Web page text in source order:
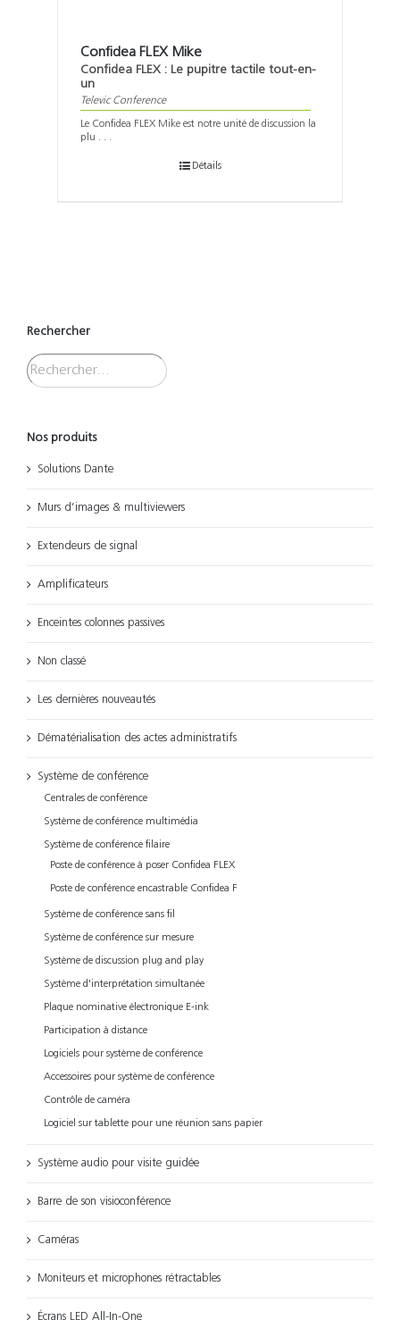
Confidea FLEX Mike
Confidea FLEX : Le pupitre tactile tout-en-
un
Televic Conference
Le Confidea FLEX Mike est notre unité de discussion la
plu . . .
Détails
Rechercher
Nos produits
Solutions Dante
Murs d’images & multiviewers
Extendeurs de signal
Amplificateurs
Enceintes colonnes passives
Non classé
Les dernières nouveautés
Dématérialisation des actes administratifs
Système de conférence
Centrales de conférence
Système de conférence multimédia
Système de conférence filaire
Poste de conférence à poser Confidea FLEX
Poste de conférence encastrable Confidea F
Système de conférence sans fil
Système de conférence sur mesure
Système de discussion plug and play
Système d'interprétation simultanée
Plaque nominative électronique E-ink
Participation à distance
Logiciels pour système de conférence
Accessoires pour système de conférence
Contrôle de caméra
Logiciel sur tablette pour une réunion sans papier
Système audio pour visite guidée
Barre de son visioconférence
Caméras
Moniteurs et microphones rétractables
Écrans LED All-In-One